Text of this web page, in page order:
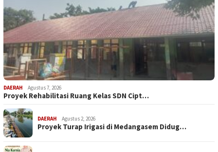
DAERAH Agustus 7, 2026
Proyek Rehabilitasi Ruang Kelas SDN Cipt…
DAERAH Agustus 2, 2026
Proyek Turap Irigasi di Medangasem Didug…